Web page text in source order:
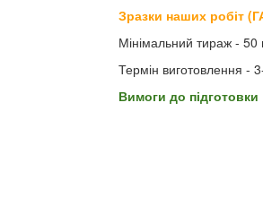
Зразки наших робіт
Мінімальний тираж - 50
Термін виготовлення -
Вимоги до підготовки